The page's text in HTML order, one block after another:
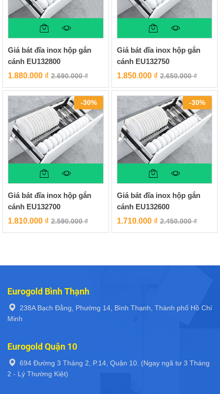
Giá bát đĩa inox hộp gắn
cánh EU132800
1.880.000 ₫ 2.690.000₫
Giá bát đĩa inox hộp gắn
cánh EU132750
1.850.000 ₫ 2.650.000₫
-30%
Giá bát đĩa inox hộp gắn
cánh EU132700
1.810.000 ₫ 2.590.000₫
-30%
Giá bát đĩa inox hộp gắn
cánh EU132600
1.710.000 ₫ 2.450.000₫
Eurogold Bình Thạnh
238A Bạch Đằng, Phường 14, Bình Thạnh, Thành phố Hồ Chí
Minh
Eurogold Quận 10
694 Đường 3 Tháng 2, P.14, Quận 10. (Ngay ngã tư 3 Tháng
2 - Lý Thường Kiệt)